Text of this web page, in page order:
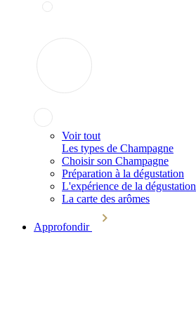
Voir tout
Les types de Champagne
Choisir son Champagne
Préparation à la dégustation
L'expérience de la dégustation
La carte des arômes
Approfondir